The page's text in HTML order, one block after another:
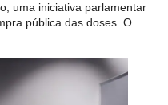
uma iniciativa parlamentar
pública das doses. O